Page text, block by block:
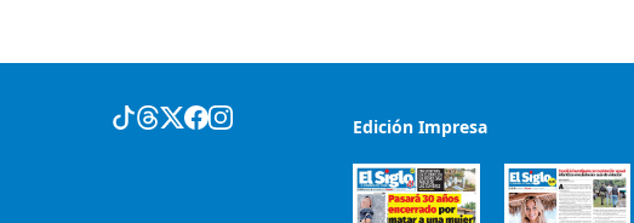
Portada del impreso del 7 de agosto de 2026